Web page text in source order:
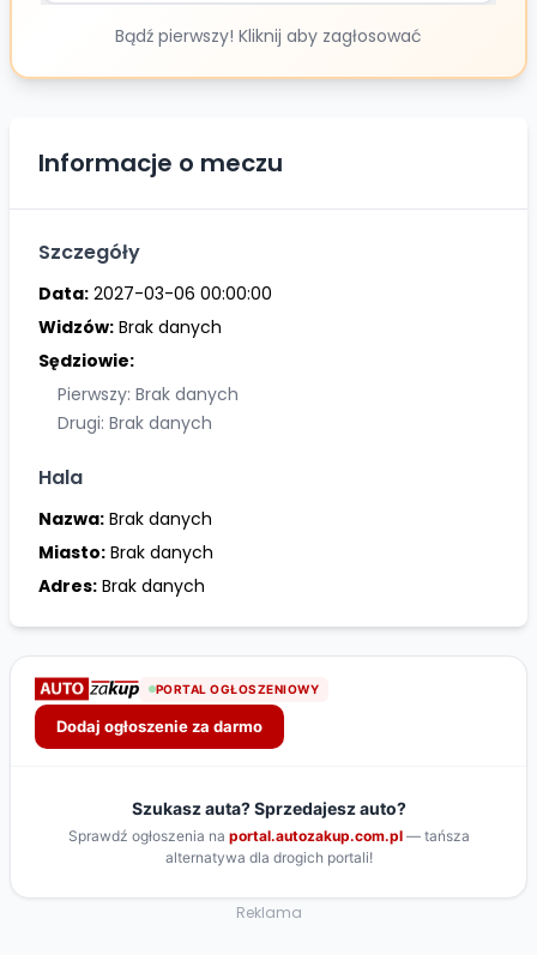
Bądź pierwszy! Kliknij aby zagłosować
Informacje o meczu
Szczegóły
Data: 2027-03-06 00:00:00
Widzów: Brak danych
Sędziowie:
Pierwszy: Brak danych
Drugi: Brak danych
Hala
Nazwa: Brak danych
Miasto: Brak danych
Adres: Brak danych
Reklama